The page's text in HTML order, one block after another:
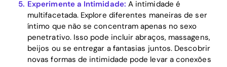
Experimente a Intimidade: A intimidade é
multifacetada. Explore diferentes maneiras de ser
íntimo que não se concentram apenas no sexo
penetrativo. Isso pode incluir abraços, massagens,
beijos ou se entregar a fantasias juntos. Descobrir
novas formas de intimidade pode levar a conexões